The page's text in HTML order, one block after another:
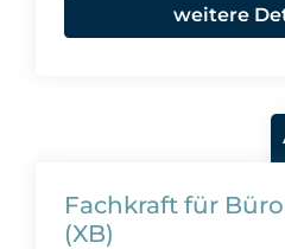
weitere
Fachkraft für
(XB)